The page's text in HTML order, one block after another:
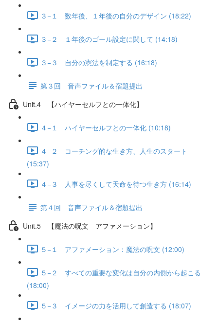
３−１ 数年後、１年後の自分のデザイン (18:22)
３−２ １年後のゴール設定に関して (14:18)
３−３ 自分の憲法を制定する (16:18)
第３回 音声ファイル＆宿題提出
Unit.4 【ハイヤーセルフとの一体化】
４−１ ハイヤーセルフとの一体化 (10:18)
４−２ コーチング的な生き方、人生のスタート
(15:37)
４−３ 人事を尽くして天命を待つ生き方 (16:14)
第４回 音声ファイル＆宿題提出
Unit.5 【魔法の呪文 アファメーション】
５−１ アファメーション：魔法の呪文 (12:00)
５−２ すべての重要な変化は自分の内側から起こる
(18:00)
５−３ イメージの力を活用して創造する (18:07)